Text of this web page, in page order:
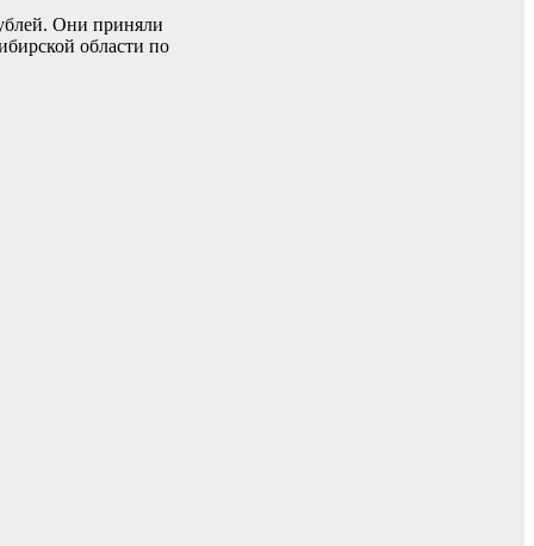
Они приняли
области по